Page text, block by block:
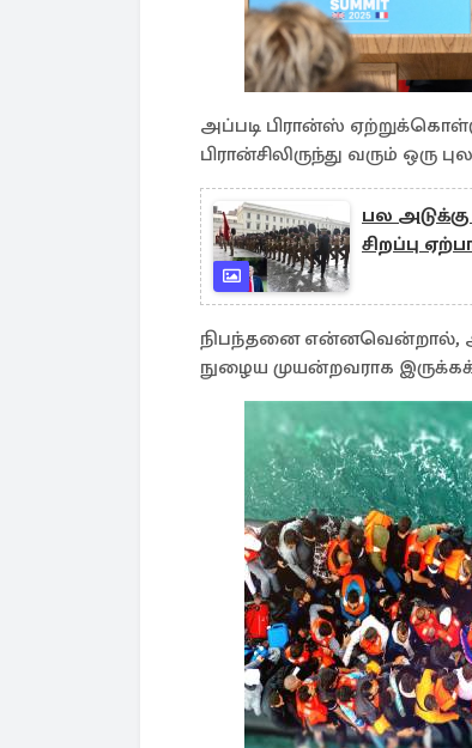
அப்படி பிரான்ஸ்
பிரான்சிலிருந்து வரும் ஒரு
பல அடுக்கு
சிறப்பு
நிபந்தனை என்னவென்றால்,
நுழைய முயன்றவராக